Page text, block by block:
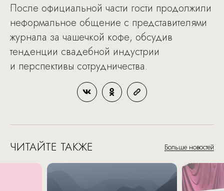
После официальной части гости продолжили
неформальное общение с представителями
журнала за чашечкой кофе, обсудив
тенденции свадебной индустрии
и перспективы сотрудничества.
ЧИТАЙТЕ ТАКЖЕ Больше новостей